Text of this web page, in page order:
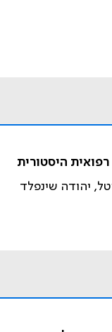
היסטורית
יהודה שינפלד